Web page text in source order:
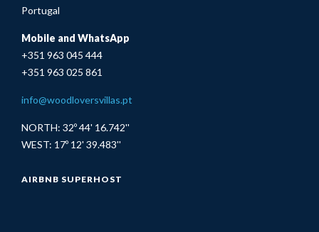
Portugal
Mobile and WhatsApp
+351 963 045 444
+351 963 025 861
info@woodloversvillas.pt
NORTH: 32º 44' 16.742''
WEST: 17º 12' 39.483''
AIRBNB SUPERHOST